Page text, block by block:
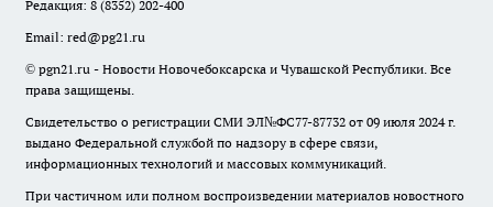
Редакция: 8 (8352) 202-400
Email: red@pg21.ru
© pgn21.ru - Новости Новочебоксарска и Чувашской Республики. Все
права защищены.
Свидетельство о регистрации СМИ ЭЛ№ФС77-87732 от 09 июля 2024 г.
выдано Федеральной службой по надзору в сфере связи,
информационных технологий и массовых коммуникаций.
При частичном или полном воспроизведении материалов новостного